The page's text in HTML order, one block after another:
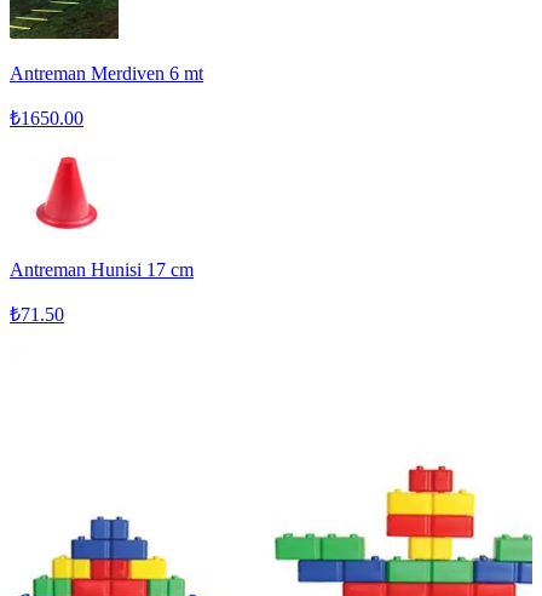
Antreman Merdiven 6 mt
₺1650.00
Antreman Hunisi 17 cm
₺71.50